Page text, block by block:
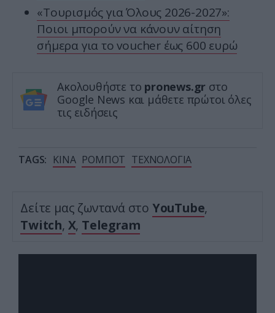
«Τουρισμός για Όλους 2026-2027»:
Ποιοι μπορούν να κάνουν αίτηση
σήμερα για το voucher έως 600 ευρώ
Ακολουθήστε το pronews.gr στο
Google News και μάθετε πρώτοι όλες
τις ειδήσεις
TAGS: ΚΙΝΑ ΡΟΜΠΟΤ ΤΕΧΝΟΛΟΓΙΑ
Δείτε μας ζωντανά στο YouTube,
Twitch, X, Telegram